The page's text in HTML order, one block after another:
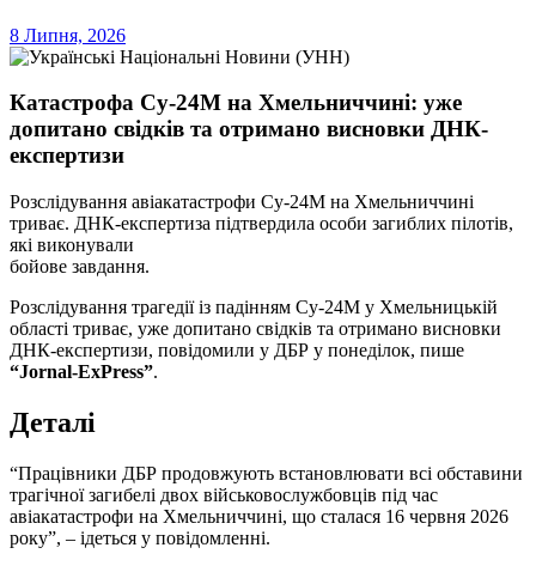
8 Липня, 2026
Катастрофа Су-24М на Хмельниччині: уже
допитано свідків та отримано висновки ДНК-
експертизи
Розслідування авіакатастрофи Су-24М на Хмельниччині
триває. ДНК-експертиза підтвердила особи загиблих пілотів,
які виконували
бойове завдання.
Розслідування трагедії із падінням Су-24М у Хмельницькій
області триває, уже допитано свідків та отримано висновки
ДНК-експертизи, повідомили у ДБР у понеділок, пише
“Jornal-ExPress”.
Деталі
“Працівники ДБР продовжують встановлювати всі обставини
трагічної загибелі двох військовослужбовців під час
авіакатастрофи на Хмельниччині, що сталася 16 червня 2026
року”, – ідеться у повідомленні.